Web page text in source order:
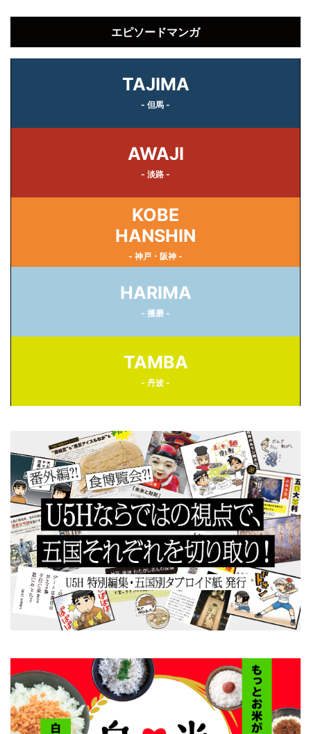
エピソードマンガ
TAJIMA
- 但馬 -
AWAJI
- 淡路 -
KOBE
HANSHIN
- 神戸・阪神 -
HARIMA
- 播磨 -
TAMBA
- 丹波 -